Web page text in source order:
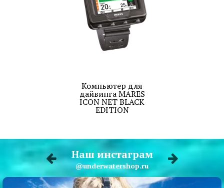
Компьютер для
дайвинга MARES
ICON NET BLACK
EDITION
Наш инстаграм
@underwatershop.ru